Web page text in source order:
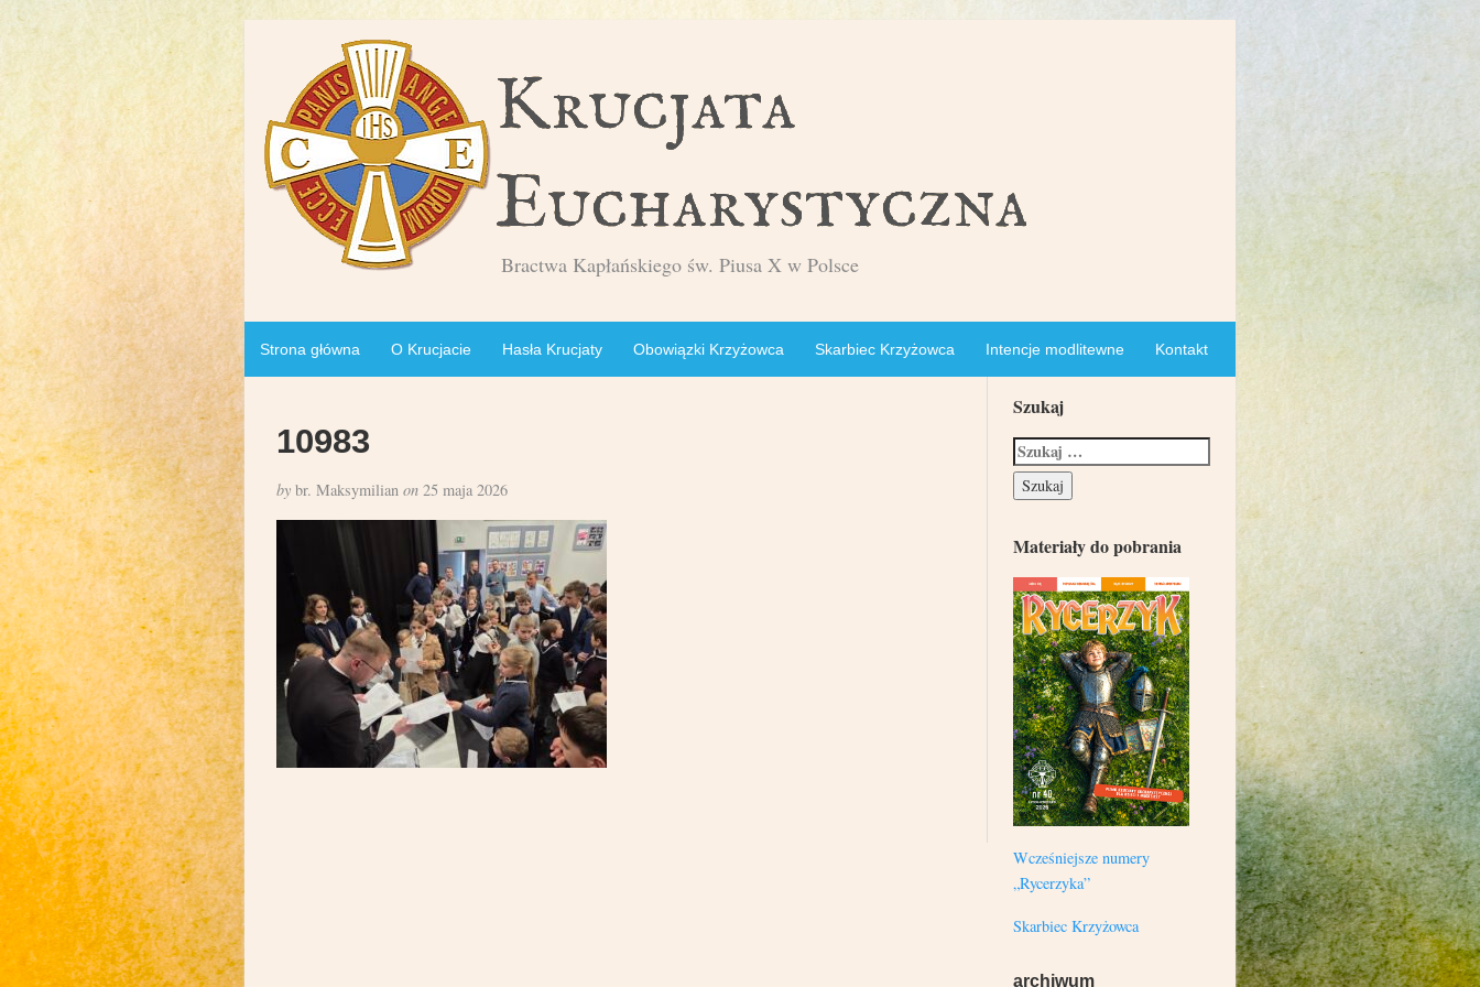
Bractwa Kapłańskiego św. Piusa X w Polsce
Strona główna O Krucjacie Hasła Krucjaty Obowiązki Krzyżowca Skarbiec Krzyżowca Intencje modlitewne Kontakt
10983
bybr. Maksymilian on25 maja 2026
Szukaj
Materiały do pobrania
Wcześniejsze numery
„Rycerzyka”
Skarbiec Krzyżowca
archiwum